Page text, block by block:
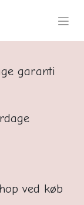
garanti
ved køb